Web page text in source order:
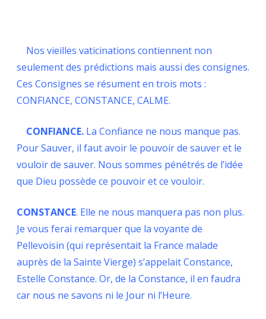
Nos vieilles vaticinations contiennent non
seulement des prédictions mais aussi des consignes.
Ces Consignes se résument en trois mots :
CONFIANCE, CONSTANCE, CALME.
CONFIANCE. La Confiance ne nous manque pas.
Pour Sauver, il faut avoir le pouvoir de sauver et le
vouloir de sauver. Nous sommes pénétrés de l’idée
que Dieu possède ce pouvoir et ce vouloir.
CONSTANCE. Elle ne nous manquera pas non plus.
Je vous ferai remarquer que la voyante de
Pellevoisin (qui représentait la France malade
auprès de la Sainte Vierge) s’appelait Constance,
Estelle Constance. Or, de la Constance, il en faudra
car nous ne savons ni le Jour ni l’Heure.